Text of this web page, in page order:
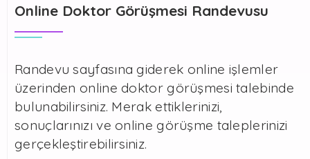
Online Doktor Görüşmesi Randevusu
Randevu sayfasına giderek online işlemler
üzerinden online doktor görüşmesi talebinde
bulunabilirsiniz. Merak ettiklerinizi,
sonuçlarınızı ve online görüşme taleplerinizi
gerçekleştirebilirsiniz.